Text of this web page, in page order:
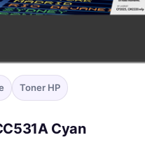
Toner HP
Cyan